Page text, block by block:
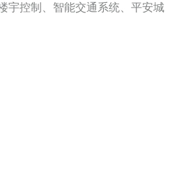
宇控制、智能交通系统、平安城